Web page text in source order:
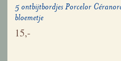
5 ontbijtbordjes Porcelor
bloemetje
15,-